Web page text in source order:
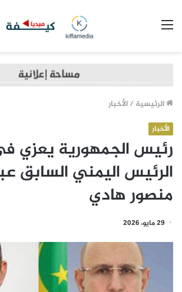
الرئيسية /الأخبار
الأخبار
رئيس الجمهورية يعزي
الرئيس اليمني السابق
منصور هادي
29 مايو، 2026